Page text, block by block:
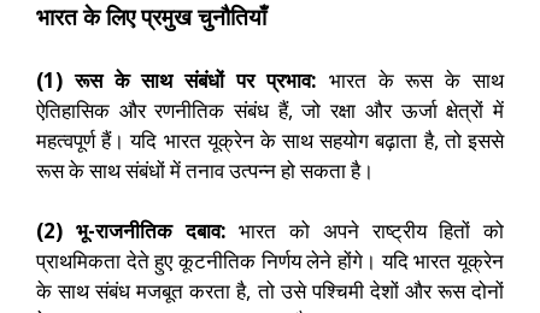
भारत के लिए प्रमुख चुनौतियाँ
(1) रूस के साथ संबंधों पर प्रभाव: भारत के रूस के साथ
ऐतिहासिक और रणनीतिक संबंध हैं, जो रक्षा और ऊर्जा क्षेत्रों में
महत्वपूर्ण हैं। यदि भारत यूक्रेन के साथ सहयोग बढ़ाता है, तो इससे
रूस के साथ संबंधों में तनाव उत्पन्न हो सकता है।
(2) भू-राजनीतिक दबाव:भारत को अपने राष्ट्रीय हितों को
प्राथमिकता देते हुए कूटनीतिक निर्णय लेने होंगे। यदि भारत यूक्रेन
के साथ संबंध मजबूत करता है, तो उसे पश्चिमी देशों और रूस दोनों